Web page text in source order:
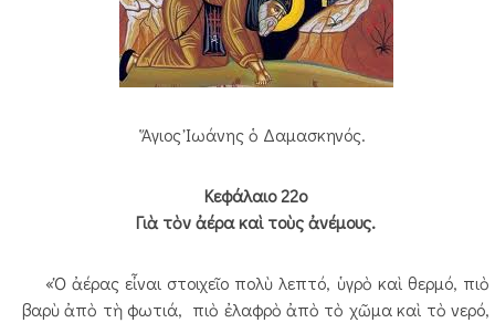
Ἅγιος Ἰωάνης ὁ Δαμασκηνός.
Κεφάλαιο 22ο
Γιὰ τὸν ἀέρα καὶ τοὺς ἀνέμους.
«Ὁ ἀέρας εἶναι στοιχεῖο πολὺ λεπτό, ὑγρὸ καὶ θερμό, πιὸ
βαρὺ ἀπὸ τὴ φωτιά, πιὸ ἐλαφρὸ ἀπὸ τὸ χῶμα καὶ τὸ νερό,